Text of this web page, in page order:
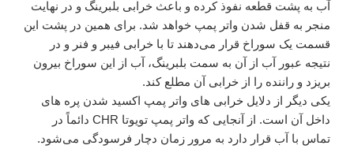
آب به پشت قطعه نفوذ کرده و باعث خرابی بلبرینگ و در نهایت
منجر به قفل شدن واتر پمپ خواهد شد. برای همین در پشت این
قسمت یک سوراخ قرار می‌دهند تا با خرابی فیبر و فنر و در
نتیجه عبور آب از آن به سمت بلبرینگ، آب از این سوراخ بیرون
بریزد و راننده را از خرابی آن مطلع کند.
یکی دیگر از دلایل خرابی های واتر پمپ اکسید شدن پره های
داخل آن است. از آنجایی که واتر پمپ تویوتا CHR دائماً در
تماس با آب قرار دارد به مرور زمان دچار فرسودگی می‌شود.